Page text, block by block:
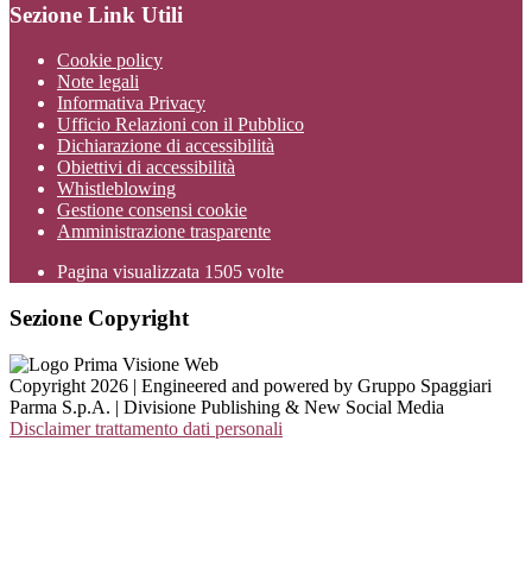
Sezione Link Utili
Cookie policy
Note legali
Informativa Privacy
Ufficio Relazioni con il Pubblico
Dichiarazione di accessibilità
Obiettivi di accessibilità
Whistleblowing
Gestione consensi cookie
Amministrazione trasparente
Pagina visualizzata 1505 volte
Sezione Copyright
Copyright 2026 | Engineered and powered by Gruppo Spaggiari
Parma S.p.A. | Divisione Publishing & New Social Media
Disclaimer trattamento dati personali